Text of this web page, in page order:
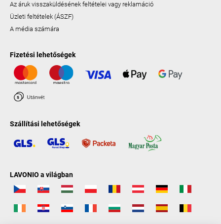
Az áruk visszaküldésének feltételei vagy reklamáció
Üzleti feltételek (ÁSZF)
A média számára
Fizetési lehetőségek
Szállítási lehetőségek
LAVONIO a világban